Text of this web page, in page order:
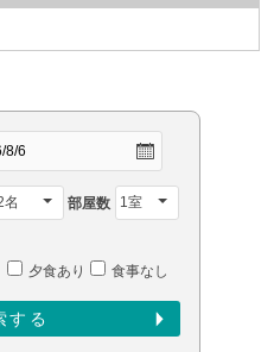
部屋数
夕食あり 食事なし